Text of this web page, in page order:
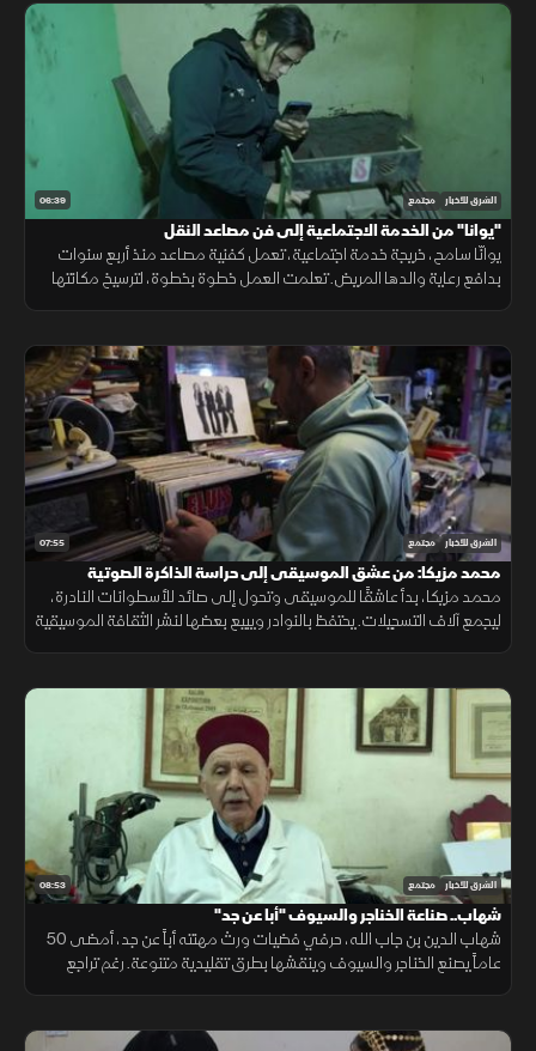
06:39 الشرق للأخبار مجتمع
"يوانا" من الخدمة الاجتماعية إلى فن مصاعد النقل
يوانّا سامح، خريجة خدمة اجتماعية، تعمل كفنية مصاعد منذ أربع سنوات
بدافع رعاية والدها المريض. تعلمت العمل خطوة بخطوة، لترسيخ مكانتها
07:55 الشرق للأخبار مجتمع
محمد مزيكا: من عشق الموسيقى إلى حراسة الذاكرة الصوتية
محمد مزيكا، بدأ عاشقًا للموسيقى وتحول إلى صائد للأسطوانات النادرة،
ليجمع آلاف التسجيلات. يحتفظ بالنوادر ويبيع بعضها لنشر الثقافة الموسيقية
08:53 الشرق للأخبار مجتمع
شهاب.. صناعة الخناجر والسيوف "أبا عن جد"
شهاب الدين بن جاب الله، حرفي فضيات ورث مهنته أباً عن جد، أمضى 50
عاماً يصنع الخناجر والسيوف وينقشها بطرق تقليدية متنوعة. رغم تراجع